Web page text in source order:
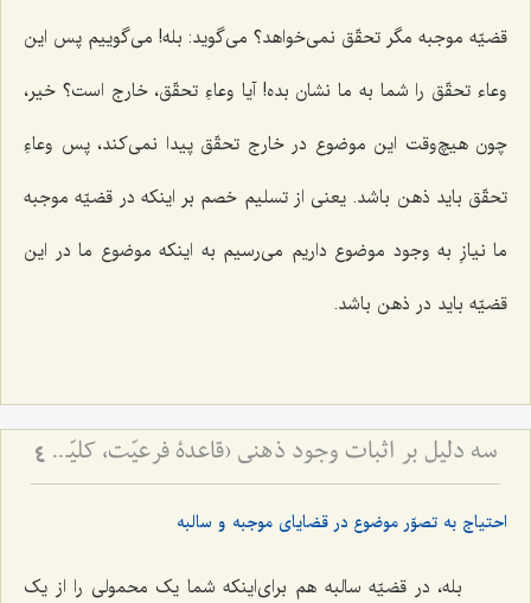
قضیّه موجبه مگر تحقّق نمی‌خواهد؟ می‌گوید: بله! می‌گوییم پس این
وعاء تحقّق را شما به ما نشان بده! آیا وعاءِ تحقّق، خارج است؟ خیر،
چون هیچ‌وقت این موضوع در خارج تحقّق پیدا نمی‌کند، پس وعاءِ
تحقّق باید ذهن باشد. یعنی از تسلیم خصم بر اینکه در قضیّه موجبه
ما نیازِ به وجود موضوع داریم می‌رسیم به اینکه موضوع ما در این
قضیّه باید در ذهن باشد.
سه دلیل بر اثبات وجود ذهنی (قاعدۀ فرعیّت، کلیّت و صرف‌الحقیقة) - ردّ نظریّۀ اضافۀ متکلّمین با توسّل به ادلّۀ سه‌گانه 4
احتیاج به تصوّر موضوع در قضایای موجبه و سالبه
بله، در قضیّه سالبه هم برای‌اینکه شما یک محمولی را از یک